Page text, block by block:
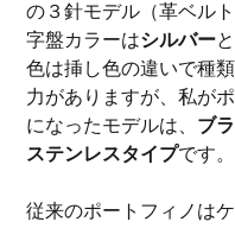
の３針モデル（革ベル
字盤カラーはシルバーと
色は挿し色の違いで種
力がありますが、私が
になったモデルは、 ブ
ステンレスタイプです
従来のポートフィノは